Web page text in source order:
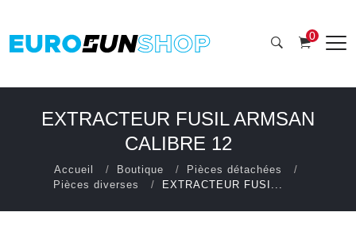
0
EXTRACTEUR FUSIL ARMSAN
CALIBRE 12
Accueil Boutique
Pièces détachées
Pièces diverses
EXTRACTEUR FUSI...